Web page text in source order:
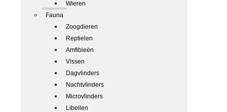
Wieren
Fauna
Zoogdieren
Reptielen
Amfibieën
Vissen
Dagvlinders
Nachtvlinders
Microvlinders
Libellen